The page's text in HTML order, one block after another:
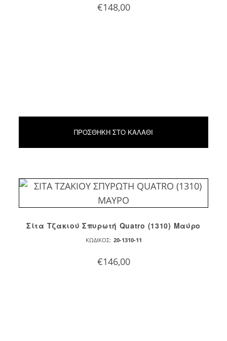
€148,00
ΠΡΟΣΘΉΚΗ ΣΤΟ ΚΑΛΆΘΙ
Σίτα Τζακιού Σπυρωτή Quatro (1310) Μαύρο
ΚΩΔΙΚΌΣ: 20-1310-11
€146,00